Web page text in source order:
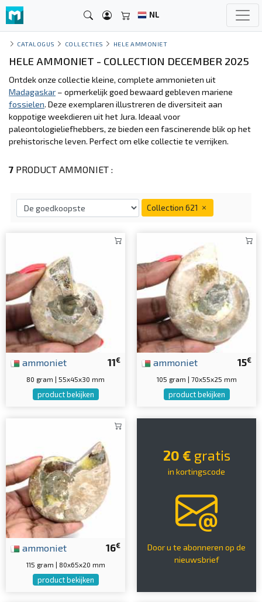
NL
CATALOGUS COLLECTIES HELE AMMONIET
HELE AMMONIET - COLLECTION DECEMBER 2025
Ontdek onze collectie kleine, complete ammonieten uit
Madagaskar– opmerkelijk goed bewaard gebleven mariene
fossielen. Deze exemplaren illustreren de diversiteit aan
koppotige weekdieren uit het Jura. Ideaal voor
paleontologieliefhebbers, ze bieden een fascinerende blik op het
prehistorische leven. Perfect om elke collectie te verrijken.
7 PRODUCT AMMONIET :
Collection 621
11€
ammoniet
80 gram | 55x45x30 mm
product bekijken
15€
ammoniet
105 gram | 70x55x25 mm
product bekijken
16€
ammoniet
115 gram | 80x65x20 mm
product bekijken
20 € gratis
in kortingscode
Door u te abonneren op de
nieuwsbrief